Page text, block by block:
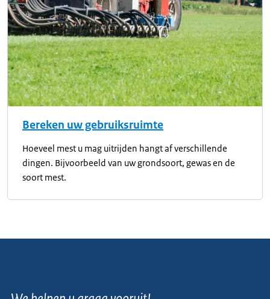
Bereken uw gebruiksruimte
Hoeveel mest u mag uitrijden hangt af verschillende
dingen. Bijvoorbeeld van uw grondsoort, gewas en de
soort mest.